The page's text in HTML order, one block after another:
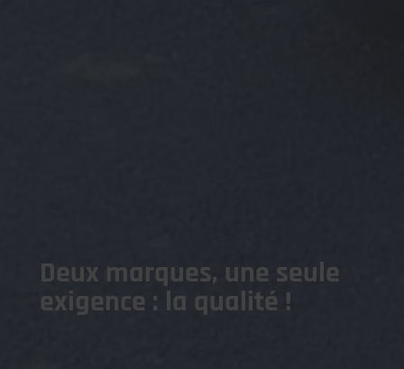
Deux marques, une seule
exigence : la qualité !